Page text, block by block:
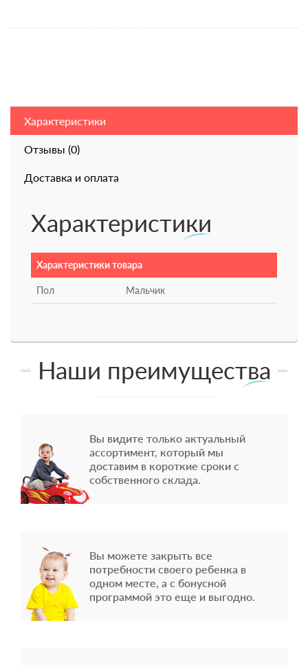
Характеристики
Отзывы (0)
Доставка и оплата
Характеристики
Характеристики товара
Пол Мальчик
Наши преимущества
Вы видите только актуальный
ассортимент, который мы
доставим в короткие сроки с
собственного склада.
Вы можете закрыть все
потребности своего ребенка в
одном месте, а с бонусной
программой это еще и выгодно.